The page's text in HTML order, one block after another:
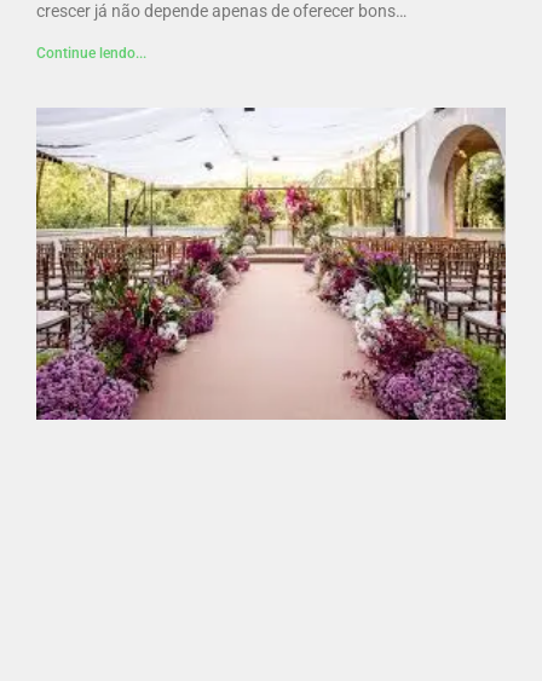
crescer já não depende apenas de oferecer bons…
Continue lendo...